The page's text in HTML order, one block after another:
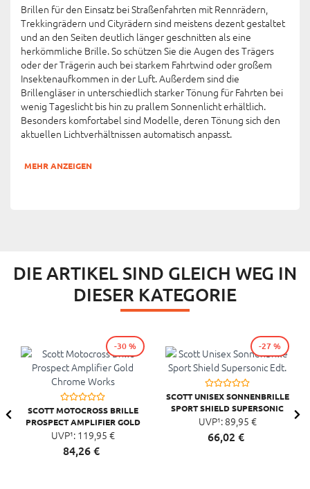
Brillen für den Einsatz bei Straßenfahrten mit Rennrädern,
Trekkingrädern und Cityrädern sind meistens dezent gestaltet
und an den Seiten deutlich länger geschnitten als eine
herkömmliche Brille. So schützen Sie die Augen des Trägers
oder der Trägerin auch bei starkem Fahrtwind oder großem
Insektenaufkommen in der Luft. Außerdem sind die
Brillengläser in unterschiedlich starker Tönung für Fahrten bei
wenig Tageslicht bis hin zu prallem Sonnenlicht erhältlich.
Besonders komfortabel sind Modelle, deren Tönung sich den
aktuellen Lichtverhältnissen automatisch anpasst.
MEHR ANZEIGEN
DIE ARTIKEL SIND GLEICH WEG IN
DIESER KATEGORIE
SCOTT MOTOCROSS BRILLE
PROSPECT AMPLIFIER GOLD
CHROME WORKS
UVP¹: 119,95 €
84,26 €
-30 %
SCOTT UNISEX SONNENBRILLE
SPORT SHIELD SUPERSONIC
EDT.
UVP¹: 89,95 €
66,02 €
-27 %